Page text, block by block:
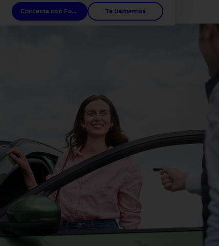
Contacta con Ford Credit Te llamamos